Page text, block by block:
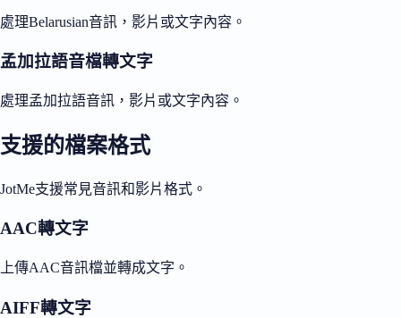
處理Belarusian音訊，影片或文字內容。
孟加拉語音檔轉文字
處理孟加拉語音訊，影片或文字內容。
支援的檔案格式
JotMe支援常見音訊和影片格式。
AAC轉文字
上傳AAC音訊檔並轉成文字。
AIFF轉文字